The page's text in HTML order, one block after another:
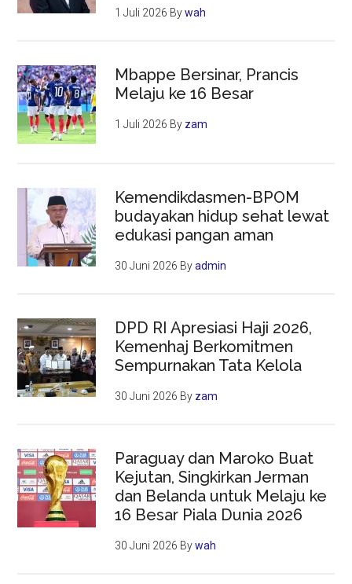
1 Juli 2026 Bywah
Mbappe Bersinar, Prancis
Melaju ke 16 Besar
1 Juli 2026 By zam
Kemendikdasmen-BPOM
budayakan hidup sehat lewat
edukasi pangan aman
30 Juni 2026 Byadmin
DPD RI Apresiasi Haji 2026,
Kemenhaj Berkomitmen
Sempurnakan Tata Kelola
30 Juni 2026 By zam
Paraguay dan Maroko Buat
Kejutan, Singkirkan Jerman
dan Belanda untuk Melaju ke
16 Besar Piala Dunia 2026
30 Juni 2026 Bywah